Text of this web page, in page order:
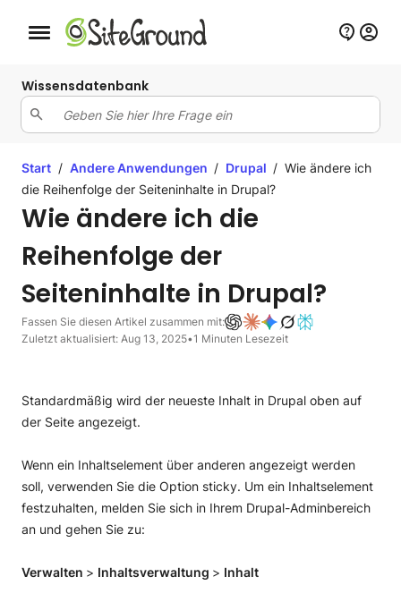
Schaltfläche Mobile Navigation
Wissensdatenbank
Start / Andere Anwendungen / Drupal / Wie ändere ich
die Reihenfolge der Seiteninhalte in Drupal?
Wie ändere ich die
Reihenfolge der
Seiteninhalte in Drupal?
Fassen Sie diesen Artikel zusammen mit:
Zuletzt aktualisiert: Aug 13, 2025•1 Minuten Lesezeit
Standardmäßig wird der neueste Inhalt in Drupal oben auf
der Seite angezeigt.
Wenn ein Inhaltselement über anderen angezeigt werden
soll, verwenden Sie die Option sticky. Um ein Inhaltselement
festzuhalten, melden Sie sich in Ihrem Drupal-Adminbereich
an und gehen Sie zu:
Verwalten > Inhaltsverwaltung > Inhalt